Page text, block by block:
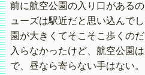
前に航空公園の入り口がある
ューズは駅近だと思い込んで
園が大きくてそこそこ歩くの
入らなかったけど、航空公園
で、昼なら寄らない手はない。